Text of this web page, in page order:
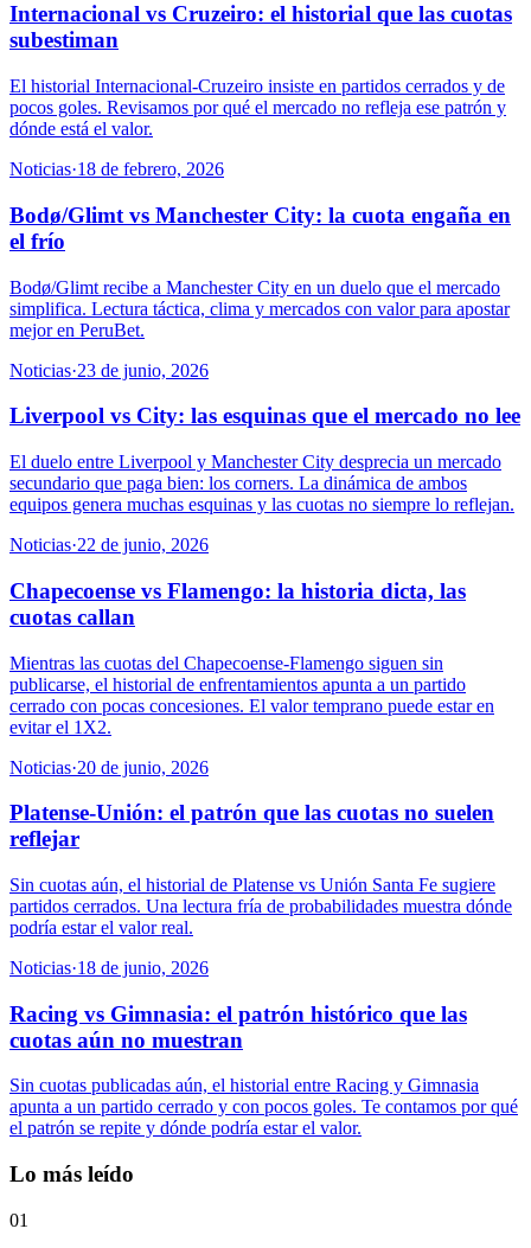
Internacional vs Cruzeiro: el historial que las cuotas
subestiman
El historial Internacional-Cruzeiro insiste en partidos cerrados y de
pocos goles. Revisamos por qué el mercado no refleja ese patrón y
dónde está el valor.
Noticias·18 de febrero, 2026
Bodø/Glimt vs Manchester City: la cuota engaña en
el frío
Bodø/Glimt recibe a Manchester City en un duelo que el mercado
simplifica. Lectura táctica, clima y mercados con valor para apostar
mejor en PeruBet.
Noticias·23 de junio, 2026
Liverpool vs City: las esquinas que el mercado no lee
El duelo entre Liverpool y Manchester City desprecia un mercado
secundario que paga bien: los corners. La dinámica de ambos
equipos genera muchas esquinas y las cuotas no siempre lo reflejan.
Noticias·22 de junio, 2026
Chapecoense vs Flamengo: la historia dicta, las
cuotas callan
Mientras las cuotas del Chapecoense-Flamengo siguen sin
publicarse, el historial de enfrentamientos apunta a un partido
cerrado con pocas concesiones. El valor temprano puede estar en
evitar el 1X2.
Noticias·20 de junio, 2026
Platense-Unión: el patrón que las cuotas no suelen
reflejar
Sin cuotas aún, el historial de Platense vs Unión Santa Fe sugiere
partidos cerrados. Una lectura fría de probabilidades muestra dónde
podría estar el valor real.
Noticias·18 de junio, 2026
Racing vs Gimnasia: el patrón histórico que las
cuotas aún no muestran
Sin cuotas publicadas aún, el historial entre Racing y Gimnasia
apunta a un partido cerrado y con pocos goles. Te contamos por qué
el patrón se repite y dónde podría estar el valor.
Lo más leído
01